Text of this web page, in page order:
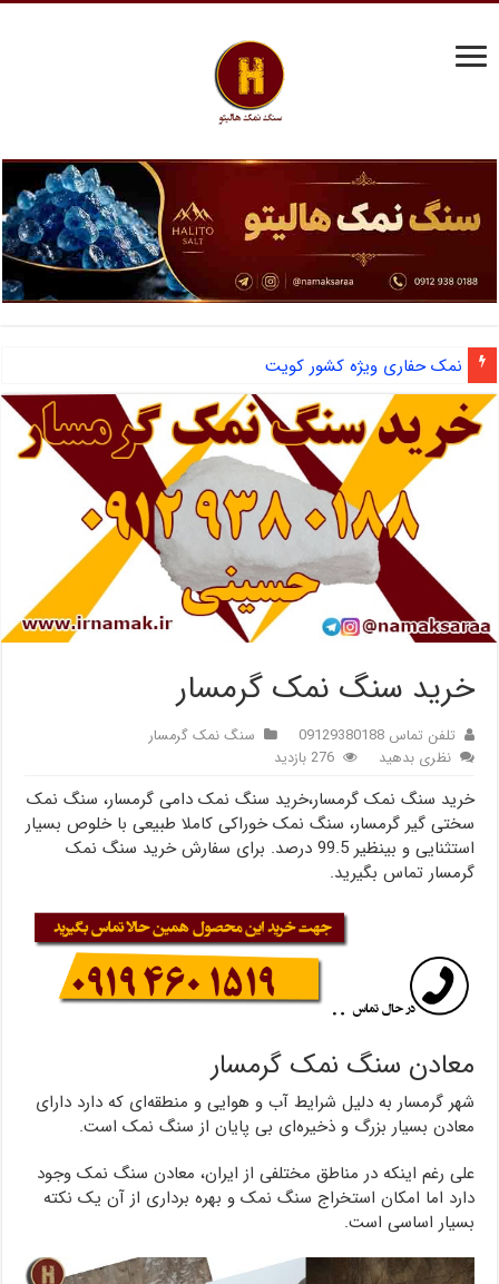
آشنایی با نمک دانه شکری و مزایای صادرات نمک صنعتی
خرید سنگ نمک گرمسار
تلفن تماس 09129380188
سنگ نمک گرمسار
نظری بدهید
276 بازدید
خرید سنگ نمک گرمسار،خرید سنگ نمک دامی گرمسار، سنگ نمک
سختی گیر گرمسار، سنگ نمک خوراکی کاملا طبیعی با خلوص بسیار
استثنایی و بینظیر 99.5 درصد. برای سفارش خرید سنگ نمک
گرمسار تماس بگیرید.
معادن سنگ نمک گرمسار
شهر گرمسار به دلیل شرایط آب و هوایی و منطقه‌ای که دارد دارای
معادن بسیار بزرگ و ذخیره‌ای بی پایان از سنگ نمک است.
علی رغم اینکه در مناطق مختلفی از ایران، معادن سنگ نمک وجود
دارد اما امکان استخراج سنگ نمک و بهره برداری از آن یک نکته
بسیار اساسی است.